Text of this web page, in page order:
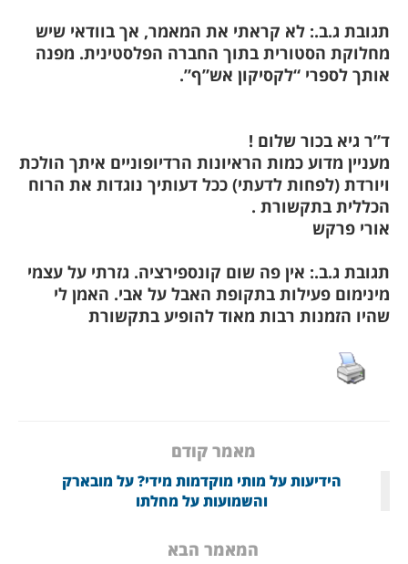
תגובת ג.ב.: לא קראתי את המאמר, אך בוודאי שיש
מחלוקת הסטורית בתוך החברה הפלסטינית. מפנה
אותך לספרי “לקסיקון אש”ף”.
ד”ר גיא בכור שלום !
מעניין מדוע כמות הראיונות הרדיופוניים איתך הולכת
ויורדת (לפחות לדעתי) ככל דעותיך נוגדות את הרוח
הכללית בתקשורת .
אורי פרקש
תגובת ג.ב.: אין פה שום קונספירציה. גזרתי על עצמי
מינימום פעילות בתקופת האבל על אבי. האמן לי
שהיו הזמנות רבות מאוד להופיע בתקשורת
מאמר קודם
הידיעות על מותי מוקדמות מידי? על מובארק
והשמועות על מחלתו
המאמר הבא